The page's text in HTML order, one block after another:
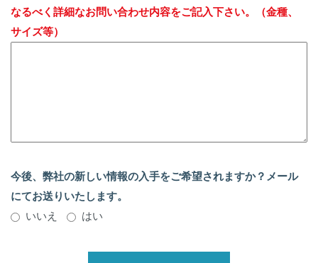
なるべく詳細なお問い合わせ内容をご記入下さい。（金種、
サイズ等）
今後、弊社の新しい情報の入手をご希望されますか？メール
にてお送りいたします。
いいえ
はい